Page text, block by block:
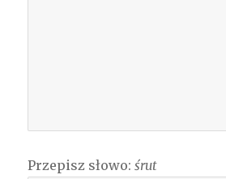
Przepisz słowo:śrut